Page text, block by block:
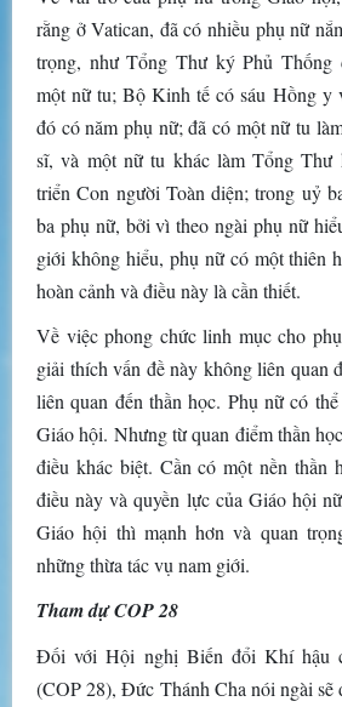
rằng ở Vatican, đã có nhiều phụ nữ
trọng, như Tổng Thư ký Phủ Thống
một nữ tu; Bộ Kinh tế có sáu Hồng y
đó có năm phụ nữ; đã có một nữ tu
sĩ, và một nữ tu khác làm Tổng
triển Con người Toàn diện; trong uỷ
ba phụ nữ, bởi vì theo ngài phụ nữ
giới không hiểu, phụ nữ có một thiên
hoàn cảnh và điều này là cần thiết.
Về việc phong chức linh mục cho
giải thích vấn đề này không liên quan
liên quan đến thần học. Phụ nữ có
Giáo hội. Nhưng từ quan điểm thần
điều khác biệt. Cần có một nền thần
điều này và quyền lực của Giáo hội
Giáo hội thì mạnh hơn và quan
những thừa tác vụ nam giới.
Tham dự COP 28
Đối với Hội nghị Biến đổi Khí hậu
(COP 28), Đức Thánh Cha nói ngài